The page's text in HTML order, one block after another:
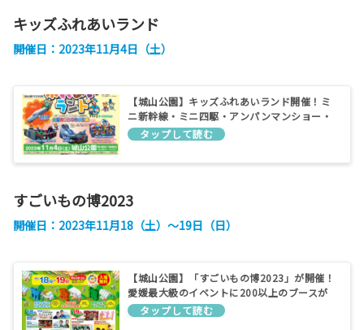
キッズふれあいランド
開催日：2023年11月4日（土）
【城山公園】キッズふれあいランド開催！ミ
ニ新幹線・ミニ四駆・アンパンマンショー・
はたらく車が大集合[入場無料]
すごいもの博2023
開催日：2023年11月18（土）～19日（日）
【城山公園】「すごいもの博2023」が開催！
愛媛最大級のイベントに200以上のブースが
出展し12万人が来場！[えひめ・まつやま産業
まつり]